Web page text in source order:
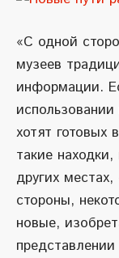
«С одной
музеев
информации.
хотят готовых
такие
других
стороны,
новые,